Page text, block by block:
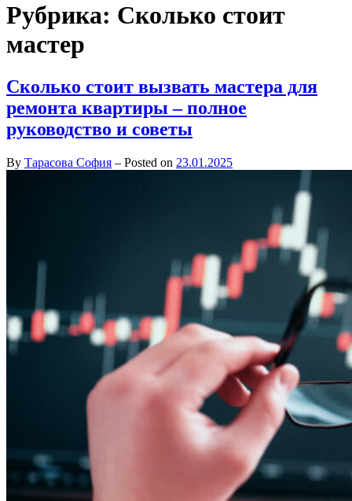
Рубрика: Сколько стоит
мастер
Сколько стоит вызвать мастера для
ремонта квартиры – полное
руководство и советы
By Тарасова София – Posted on 23.01.2025